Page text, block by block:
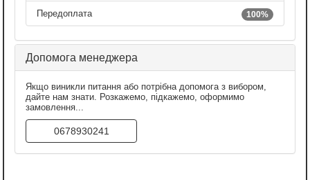
100%
Передоплата
Допомога менеджера
Якщо виникли питання або потрібна допомога з вибором,
дайте нам знати. Розкажемо, підкажемо, оформимо
замовлення...
0678930241